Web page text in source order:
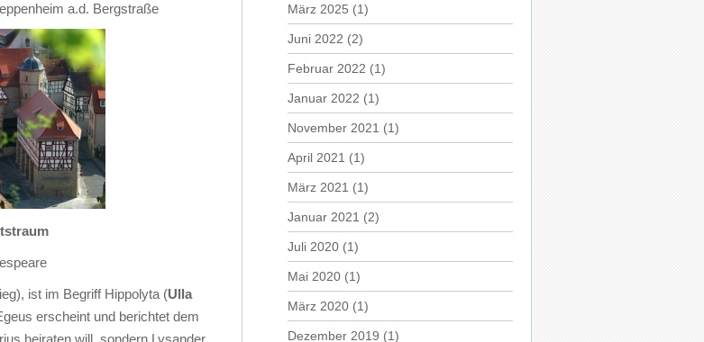
a.d. Bergstraße
ist im Begriff Hippolyta (Ulla
erscheint und berichtet dem
heiraten will, sondern Lysander.
März 2025 (1)
Juni 2022 (2)
Februar 2022 (1)
Januar 2022 (1)
November 2021 (1)
April 2021 (1)
März 2021 (1)
Januar 2021 (2)
Juli 2020 (1)
Mai 2020 (1)
März 2020 (1)
Dezember 2019 (1)